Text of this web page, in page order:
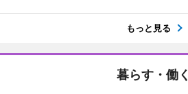
もっと見る
暮らす・働く